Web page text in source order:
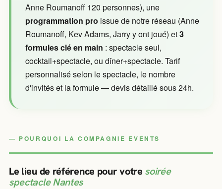
Anne Roumanoff 120 personnes), une
programmation pro issue de notre réseau (Anne
Roumanoff, Kev Adams, Jarry y ont joué) et3
formules clé en main : spectacle seul,
cocktail+spectacle, ou dîner+spectacle. Tarif
personnalisé selon le spectacle, le nombre
d'invités et la formule — devis détaillé sous 24h.
POURQUOI LA COMPAGNIE EVENTS
Le lieu de référence pour votre soirée
spectacle Nantes